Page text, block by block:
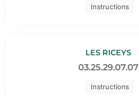
Instructions
Instructions
LES RICEYS
03.25.29.07.07